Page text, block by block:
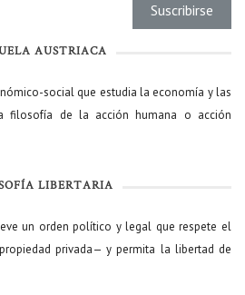
AUSTRIACA
social que estudia la economía y las
filosofía de la acción humana o acción
LIBERTARIA
un orden político y legal que respete el
privada— y permita la libertad de